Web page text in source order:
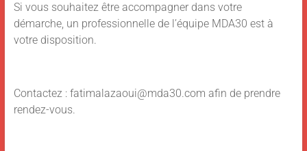
Si vous souhaitez être accompagner dans votre
démarche, un professionnelle de l’équipe MDA30 est à
votre disposition.
Contactez : fatimalazaoui@mda30.com afin de prendre
rendez-vous.